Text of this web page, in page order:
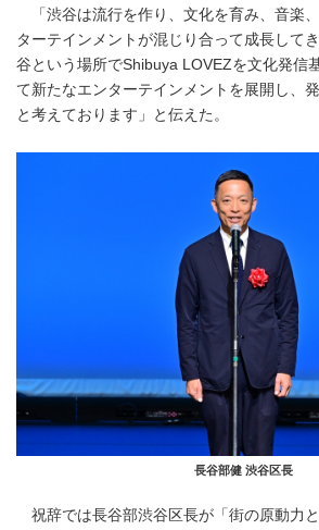
「渋谷は流行を作り、文化を育み、音楽
ターテインメントが混じり合って成長して
谷という場所でShibuya LOVEZを文化発信
て新たなエンターテインメントを展開し、
と考えております」と伝えた。
長谷部健 渋谷区長
祝辞では長谷部渋谷区長が「街の原動力